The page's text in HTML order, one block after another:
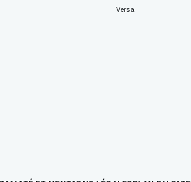
Versa